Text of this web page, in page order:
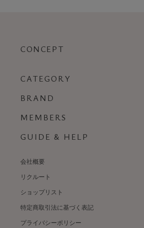
CONCEPT
CATEGORY
BRAND
MEMBERS
GUIDE & HELP
会社概要
リクルート
ショップリスト
特定商取引法に基づく表記
プライバシーポリシー